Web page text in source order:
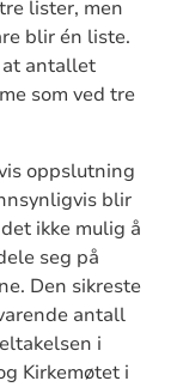
lister, men
blir én liste.
antallet
som ved tre
oppslutning
blir
ikke mulig å
seg på
Den sikreste
antall
i
Kirkemøtet i